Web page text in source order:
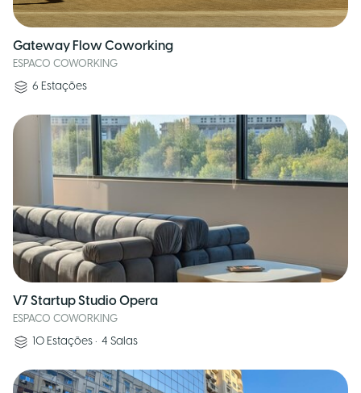
Gateway Flow Coworking
ESPACO COWORKING
6 Estações
V7 Startup Studio Opera
ESPACO COWORKING
10 Estações • 4 Salas